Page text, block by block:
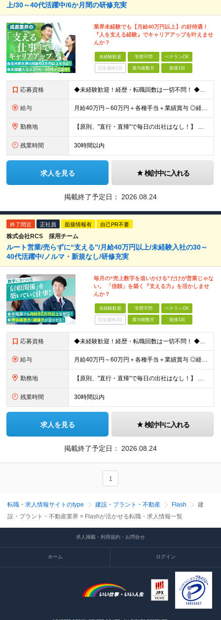
上/30～40代活躍中/6か月間の研修充実
業界未経験でも【月給40万円以上】の好待遇！
『人を支える経験』でキャリアアップを叶えませ
んか？
未経験歓迎 学歴不問 ベテランOK
完全週休2日 賞与複数月 面接1回
応募資格 ◆未経験歓迎！経歴・転職回数は一切不問！ ◆異業界出身の30代・40代も活躍中！ ◆U・Iターン希望の方も歓迎（引越費用規定あり） 【応募要件】 ■高卒以上 ■普通自動車運転免許（AT限定可） ■基
給与 月給40万円～60万円＋各種手当＋業績賞与 ◎経験や能力等を考慮し、優遇いたします！ ◎成果により業績賞与を年2回支給します！ 上記月給には、固定残業代として 「60,800円～95,000円（28
勤務地 【原則、"直行・直帰"で毎日の出社はなし！】 東京・埼玉・千葉・神奈川などを中心とした 周辺エリアの現場に「直行・直帰」となります！ ■関東第一第二支部 埼玉県八潮市大字二丁目1142-2 ◎最寄り
残業時間 30時間以内
求人を見る 検討中に入れる
掲載終了予定日： 2026.08.24
終了間近 正社員 面接情報有 自己PR不要
株式会社RCS 採用チーム
ルート営業/売らずに“支える”/月給40万円以上/未経験入社の30～
40代活躍中/ノルマ・新規なし/研修充実
毎月の“売上数字を追いかける”だけが営業じゃな
い。 「信頼」を築く『支える力』を活かしませ
んか？
未経験歓迎 学歴不問 ベテランOK
完全週休2日 賞与複数月 面接1回
応募資格 ◆未経験歓迎！経歴・転職回数は一切不問！ ◆異業界出身の30代・40代も活躍中！ ◆U・Iターン希望の方も歓迎（引越費用規定あり） 【応募要件】 ■高卒以上 ■普通自動車運転免許（AT限定可） ■基
給与 月給40万円～60万円＋各種手当＋業績賞与 ◎経験や能力等を考慮し、優遇いたします！ ◎成果により業績賞与を年2回支給します！ 上記月給には、固定残業代として 「60,800円～95,000円（28
勤務地 【原則、"直行・直帰"で毎日の出社はなし！】 東京・埼玉・千葉・神奈川などを中心とした 周辺エリアの現場に「直行・直帰」となります！ ■関東第一第二支部 埼玉県八潮市大字二丁目1142-2 ◎最寄り
残業時間 30時間以内
求人を見る 検討中に入れる
掲載終了予定日： 2026.08.24
1
転職・求人情報サイトのtype 建設・プラント・不動産 Flash
建
設・プラント・不動産業界 × Flashが活かせる転職・求人情報一覧
求人掲載・利用規約・お問合せ
ホーム ログイン